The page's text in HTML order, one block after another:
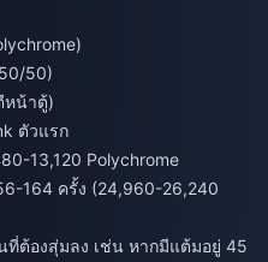
50)
หน้าตู้)
ตัวแรก
13,120 Polychrome
164 ครั้ง (24,960-26,240
ที่ต้องสุ่มลง เช่น หากมีแต้มอยู่ 45